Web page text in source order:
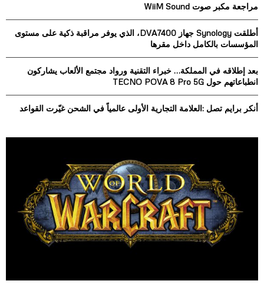
r
:
C
H
مراجعة مكبر صوت WiiM Sound
أطلقت Synology جهاز DVA7400، الذي يوفر مراقبة ذكية على مستوى
المؤسسات بالكامل داخل مقرها
بعد إطلاقه في المملكة… خبراء التقنية ورواد مجتمع الألعاب يشاركون
انطباعاتهم حول TECNO POVA 8 Pro 5G
أنكر برايم تصل :العلامة التجارية الأولى عالمياً في الشحن غيّرت القواعد